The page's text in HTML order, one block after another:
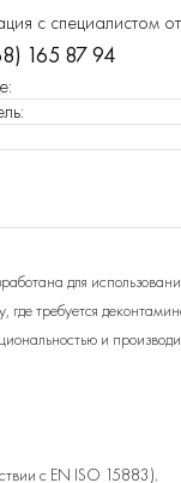
с специалистом
165 87 94
:
:
для
где требуется
и
с EN ISO 15883).